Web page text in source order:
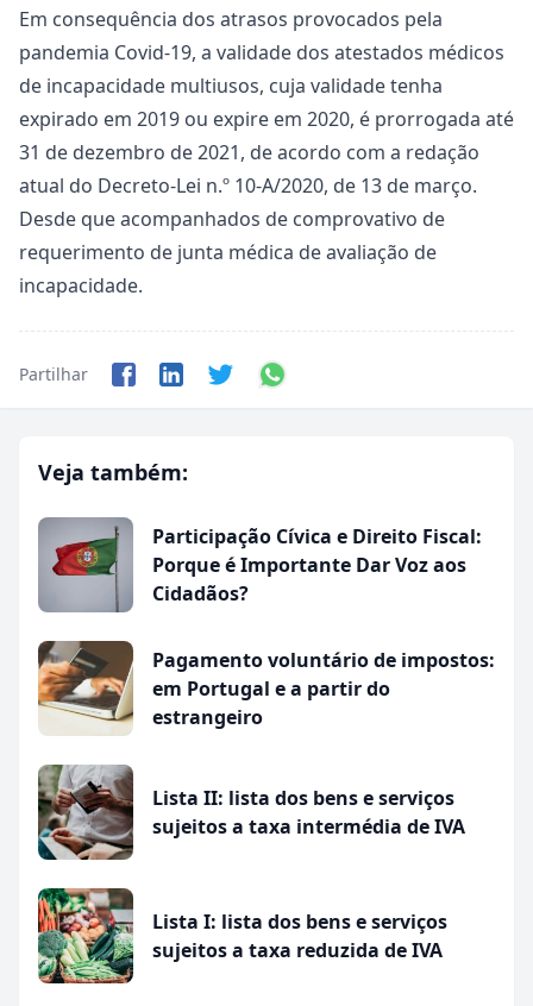
Em consequência dos atrasos provocados pela
pandemia Covid-19, a validade dos atestados médicos
de incapacidade multiusos, cuja validade tenha
expirado em 2019 ou expire em 2020, é prorrogada até
31 de dezembro de 2021, de acordo com a redação
atual do Decreto-Lei n.º 10-A/2020, de 13 de março.
Desde que acompanhados de comprovativo de
requerimento de junta médica de avaliação de
incapacidade.
Partilhar
Veja também:
Participação Cívica e Direito Fiscal:
Porque é Importante Dar Voz aos
Cidadãos?
Pagamento voluntário de impostos:
em Portugal e a partir do
estrangeiro
Lista II: lista dos bens e serviços
sujeitos a taxa intermédia de IVA
Lista I: lista dos bens e serviços
sujeitos a taxa reduzida de IVA